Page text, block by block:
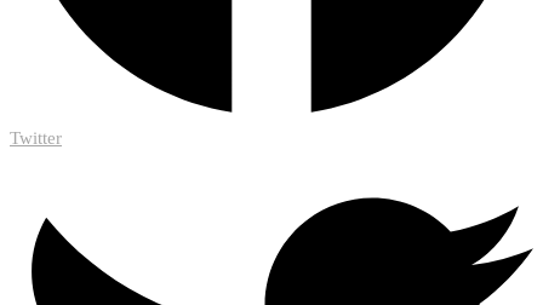
Twitter